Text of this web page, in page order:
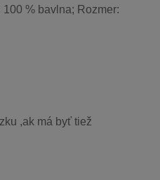
% bavlna; Rozmer:
,ak má byť tiež